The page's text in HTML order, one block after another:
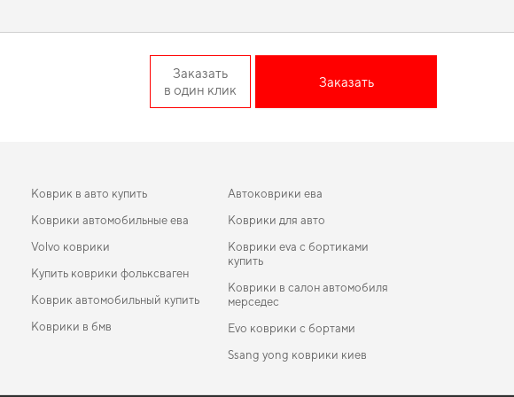
Заказать
в один клик
Заказать
Коврик в авто купить
Коврики автомобильные ева
Volvo коврики
Купить коврики фольксваген
Коврик автомобильный купить
Коврики в бмв
Автоковрики ева
Коврики для авто
Коврики eva с бортиками
купить
Коврики в салон автомобиля
мерседес
Evo коврики с бортами
Ssang yong коврики киев